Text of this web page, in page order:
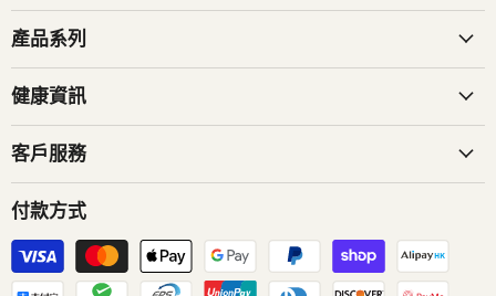
付款方式
產品系列
健康資訊
客戶服務